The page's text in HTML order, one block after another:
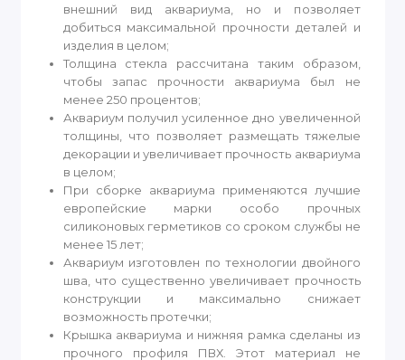
внешний вид аквариума, но и позволяет
добиться максимальной прочности деталей и
изделия в целом;
Толщина стекла рассчитана таким образом,
чтобы запас прочности аквариума был не
менее 250 процентов;
Аквариум получил усиленное дно увеличенной
толщины, что позволяет размещать тяжелые
декорации и увеличивает прочность аквариума
в целом;
При сборке аквариума применяются лучшие
европейские марки особо прочных
силиконовых герметиков со сроком службы не
менее 15 лет;
Аквариум изготовлен по технологии двойного
шва, что существенно увеличивает прочность
конструкции и максимально снижает
возможность протечки;
Крышка аквариума и нижняя рамка сделаны из
прочного профиля ПВХ. Этот материал не